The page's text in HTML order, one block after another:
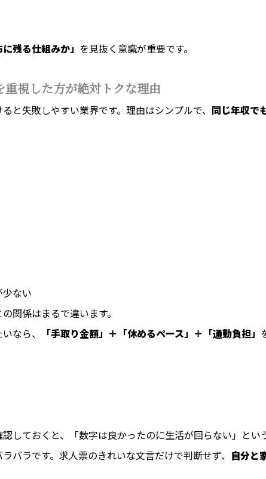
残る仕組みか」 を見抜く意識が重要です。
視した方が絶対トクな理由
と失敗しやすい業界です。理由はシンプルで、 同じ年収で
ない
関係はまるで違います。
なら、
「手取り金額」＋「休めるペース」＋「通勤負担」
しておくと、「数字は良かったのに生活が回らない」とい
バラです。求人票のきれいな文言だけで判断せず、 自分と